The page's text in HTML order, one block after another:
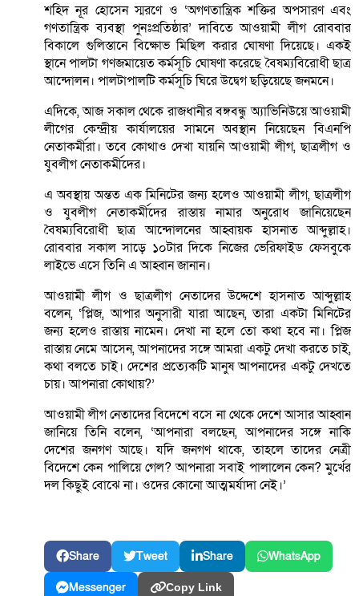
শহিদ নূর হোসেন স্মরণে ও ‘অগণতান্ত্রিক শক্তির অপসারণ এবং
গণতান্ত্রিক ব্যবস্থা পুনঃপ্রতিষ্ঠার’ দাবিতে আওয়ামী লীগ রোববার
বিকালে গুলিস্তানে বিক্ষোভ মিছিল করার ঘোষণা দিয়েছে। একই
স্থানে পালটা গণজমায়েত কর্মসূচি ঘোষণা করেছে বৈষম্যবিরোধী ছাত্র
আন্দোলন। পালটাপালটি কর্মসূচি ঘিরে উদ্বেগ ছড়িয়েছে জনমনে।
এদিকে, আজ সকাল থেকে রাজধানীর বঙ্গবন্ধু অ্যাভিনিউয়ে আওয়ামী
লীগের কেন্দ্রীয় কার্যালয়ের সামনে অবস্থান নিয়েছেন বিএনপি
নেতাকর্মীরা। তবে কোথাও দেখা যায়নি আওয়ামী লীগ, ছাত্রলীগ ও
যুবলীগ নেতাকর্মীদের।
এ অবস্থায় অন্তত এক মিনিটের জন্য হলেও আওয়ামী লীগ, ছাত্রলীগ
ও যুবলীগ নেতাকর্মীদের রাস্তায় নামার অনুরোধ জানিয়েছেন
বৈষম্যবিরোধী ছাত্র আন্দোলনের আহ্বায়ক হাসনাত আব্দুল্লাহ।
রোববার সকাল সাড়ে ১০টার দিকে নিজের ভেরিফাইড ফেসবুকে
লাইভে এসে তিনি এ আহ্বান জানান।
আওয়ামী লীগ ও ছাত্রলীগ নেতাদের উদ্দেশে হাসনাত আব্দুল্লাহ
বলেন, ‘প্লিজ, আপার অনুসারী যারা আছেন, তারা একটা মিনিটের
জন্য হলেও রাস্তায় নামেন। দেখা না হলে তো কথা হবে না। প্লিজ
রাস্তায় নেমে আসেন, আপনাদের সঙ্গে আমরা একটু দেখা করতে চাই,
কথা বলতে চাই। দেশের প্রত্যেকটি মানুষ আপনাদের একটু দেখতে
চায়। আপনারা কোথায়?’
আওয়ামী লীগ নেতাদের বিদেশে বসে না থেকে দেশে আসার আহ্বান
জানিয়ে তিনি বলেন, ‘আপনারা বলছেন, আপনাদের সঙ্গে নাকি
দেশের জনগণ আছে। যদি জনগণ থাকে, তাহলে তাদের নেত্রী
বিদেশে কেন পালিয়ে গেল? আপনারা সবাই পালালেন কেন? মুর্খের
দল কিছুই বোঝে না। ওদের কোনো আত্মমর্যাদা নেই।’
Share Tweet Share WhatsApp
Messenger Copy Link